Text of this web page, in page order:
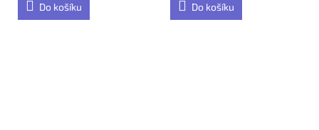
Do košíku Do košíku